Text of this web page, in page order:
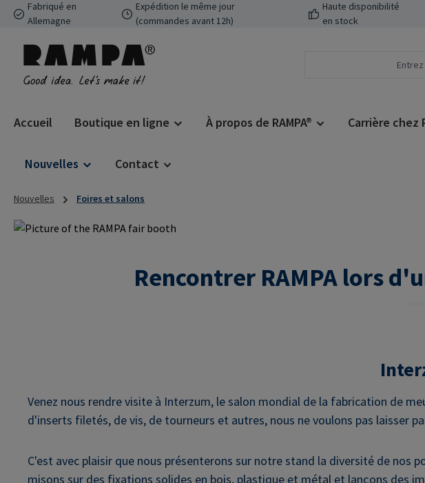
au contenu principal
Passer à la recherche
Passer à la navigation principale
Fabriqué en
Allemagne
Expédition le même jour
(commandes avant 12h)
Haute disponibilité
en stock
Accueil Boutique en ligne À propos de RAMPA® Carrière chez
Nouvelles Contact
Nouvelles Foires et salons
Rencontrer RAMPA lors
Venez nous rendre visite à Interzum, le salon mondial de la fabrication de
d'inserts filetés, de vis, de tourneurs et autres, nous ne voulons pas laisser
C'est avec plaisir que nous présenterons sur notre stand la diversité de nos
misons sur des fixations solides en bois, plastique et métal et lançons des